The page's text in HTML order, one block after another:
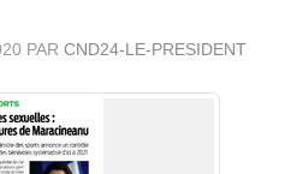
PAR CND24-LE-PRESIDENT